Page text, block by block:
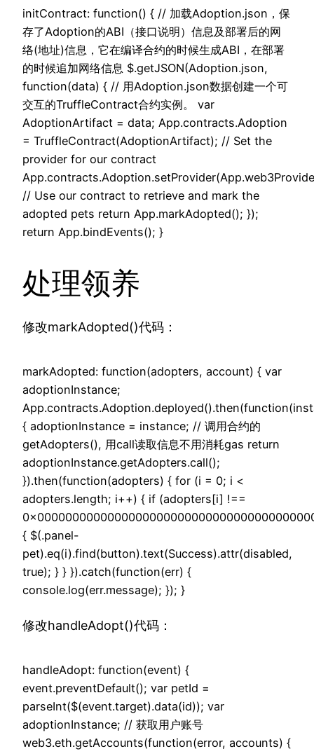
initContract: function() { // 加载Adoption.json，保
存了Adoption的ABI（接口说明）信息及部署后的网
络(地址)信息，它在编译合约的时候生成ABI，在部署
的时候追加网络信息 $.getJSON(Adoption.json,
function(data) { // 用Adoption.json数据创建一个可
交互的TruffleContract合约实例。 var
AdoptionArtifact = data; App.contracts.Adoption
= TruffleContract(AdoptionArtifact); // Set the
provider for our contract
// Use our contract to retrieve and mark the
adopted pets return App.markAdopted(); });
return App.bindEvents(); }
处理领养
修改markAdopted()代码：
markAdopted: function(adopters, account) { var
adoptionInstance;
{ adoptionInstance = instance; // 调用合约的
getAdopters(), 用call读取信息不用消耗gas return
adoptionInstance.getAdopters.call();
}).then(function(adopters) { for (i = 0; i <
adopters.length; i++) { if (adopters[i] !==
{ $(.panel-
pet).eq(i).find(button).text(Success).attr(disabled,
true); } } }).catch(function(err) {
console.log(err.message); }); }
修改handleAdopt()代码：
handleAdopt: function(event) {
event.preventDefault(); var petId =
parseInt($(event.target).data(id)); var
adoptionInstance; // 获取用户账号
web3.eth.getAccounts(function(error, accounts) {